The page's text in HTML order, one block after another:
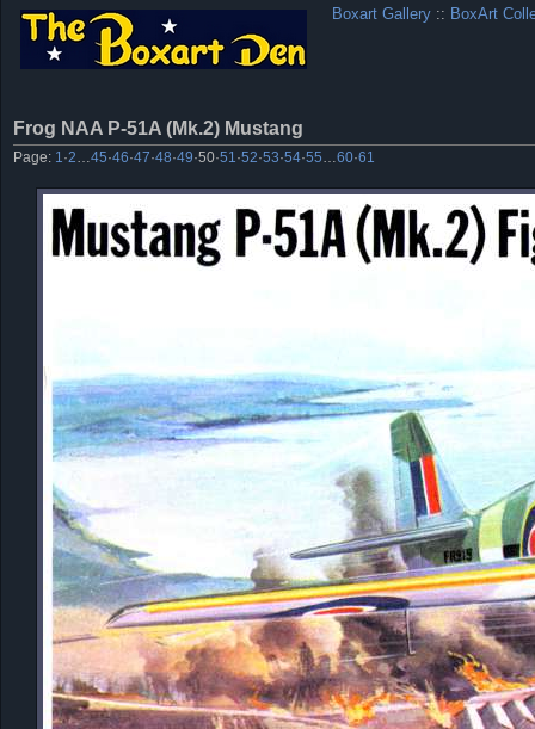
Boxart Gallery :: BoxArt
Frog NAA P-51A (Mk.2) Mustang
Page: 1 ·2 45·46·47·48·49·50·51 ·52·53·54·55 60·61